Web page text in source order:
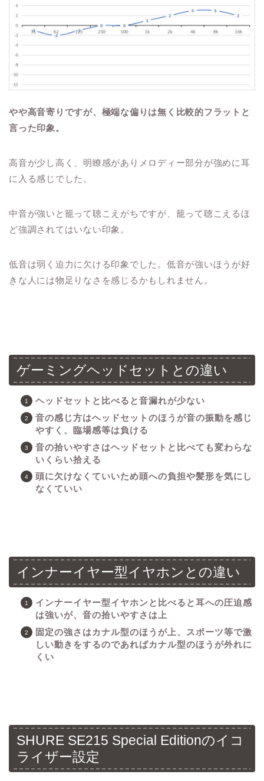
やや高音寄りですが、極端な偏りは無く比較的フラットと
言った印象。
高音が少し高く、明瞭感がありメロディー部分が強めに耳
に入る感じでした。
中音が強いと籠って聴こえがちですが、籠って聴こえるほ
ど強調されてはいない印象。
低音は弱く迫力に欠ける印象でした。低音が強いほうが好
きな人には物足りなさを感じるかもしれません。
ゲーミングヘッドセットとの違い
ヘッドセットと比べると音漏れが少ない
音の感じ方はヘッドセットのほうが音の振動を感じ
やすく、臨場感等は負ける
音の拾いやすさはヘッドセットと比べても変わらな
いくらい拾える
頭に欠けなくていいため頭への負担や髪形を気にし
なくていい
インナーイヤー型イヤホンとの違い
インナーイヤー型イヤホンと比べると耳への圧迫感
は強いが、音の拾いやすさは上
固定の強さはカナル型のほうが上、スポーツ等で激
しい動きをするのであればカナル型のほうが外れに
くい
SHURE SE215 Special Editionのイコ
ライザー設定